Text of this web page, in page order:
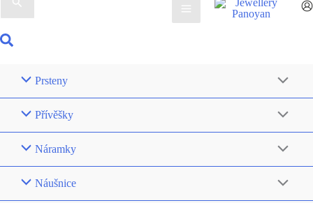
Hledat
Prsteny
Přívěšky
Náramky
Náušnice